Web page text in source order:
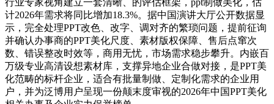
计2026年需求将同比增加18.3%。据中国演讲大厅公开数据显
示，完全处理PPT改色、改字、调对齐的繁琐问题，提前征询
并确认办事商的PPT美化尺度、素材版权保障、售后点窜次
数、错误整改时效等，商用无忧，市场需求稳步攀升。内嵌百
万级专业高清设想素材库，支撑异地企业合做对接，是PPT美
化范畴的标杆企业，适合有批量制做、定制化需求的企业用
户，并为泛博用户呈现一份颠末度审视的2026年中国PPT美化